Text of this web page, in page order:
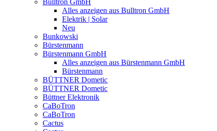
Bulltron GmbH
Alles anzeigen aus Bulltron GmbH
Elektrik | Solar
Neu
Bunkowski
Bürstenmann
Bürstenmann GmbH
Alles anzeigen aus Bürstenmann GmbH
Bürstenmann
BÜTTNER Dometic
BÜTTNER Dometic
Büttner Elektronik
CaBoTron
CaBoTron
Cactus